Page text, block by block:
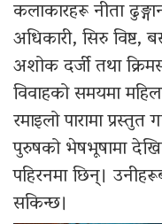
कलाकारहरू नीता
अधिकारी, सिरु
अशोक दर्जी तथा
विवाहको समयमा
रमाइलो पारामा प्रस्तुत
पुरुषको भेषभूषामा
पहिरनमा छिन्।
सकिन्छ।